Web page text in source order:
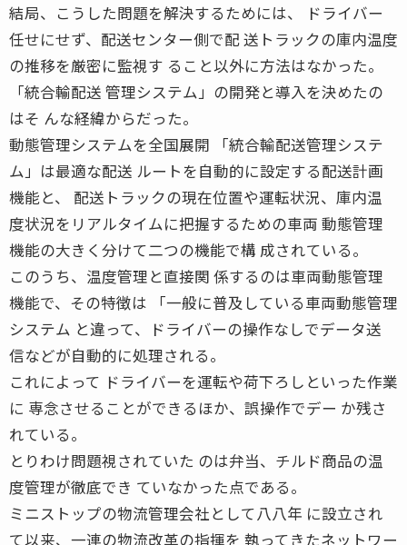
結局、こうした問題を解決するためには、 ドライバー
任せにせず、配送センター側で配 送トラックの庫内温度
の推移を厳密に監視す ること以外に方法はなかった。
「統合輸配送 管理システム」の開発と導入を決めたの
はそ んな経緯からだった。
動態管理システムを全国展開 「統合輸配送管理システ
ム」は最適な配送 ルートを自動的に設定する配送計画
機能と、 配送トラックの現在位置や運転状況、庫内温
度状況をリアルタイムに把握するための車両 動態管理
機能の大きく分けて二つの機能で構 成されている。
このうち、温度管理と直接関 係するのは車両動態管理
機能で、その特徴は 「一般に普及している車両動態管理
システム と違って、ドライバーの操作なしでデータ送
信などが自動的に処理される。
これによって ドライバーを運転や荷下ろしといった作業
に 専念させることができるほか、誤操作でデー か残さ
れている。
とりわけ問題視されていた のは弁当、チルド商品の温
度管理が徹底でき ていなかった点である。
ミニストップの物流管理会社として八八年 に設立され
て以来、一連の物流改革の指揮を 執ってきたネットワー